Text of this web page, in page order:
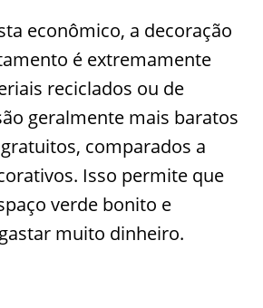
econômico, a decoração
é extremamente
reciclados ou de
geralmente mais baratos
comparados a
Isso permite que
verde bonito e
muito dinheiro.